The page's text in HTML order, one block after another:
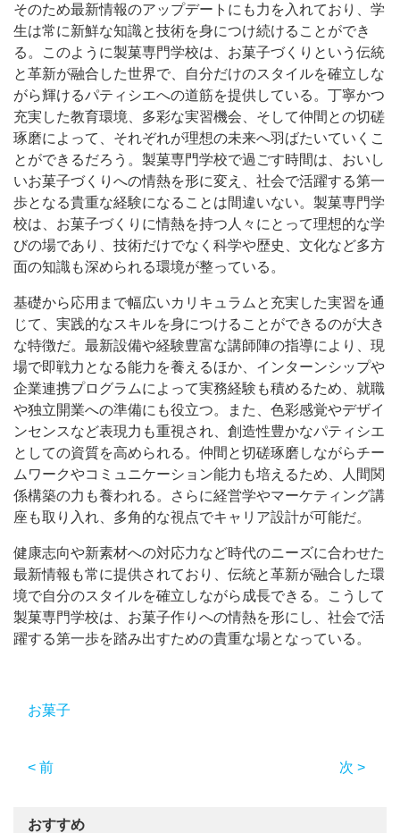
そのため最新情報のアップデートにも力を入れており、学
生は常に新鮮な知識と技術を身につけ続けることができ
る。このように製菓専門学校は、お菓子づくりという伝統
と革新が融合した世界で、自分だけのスタイルを確立しな
がら輝けるパティシエへの道筋を提供している。丁寧かつ
充実した教育環境、多彩な実習機会、そして仲間との切磋
琢磨によって、それぞれが理想の未来へ羽ばたいていくこ
とができるだろう。製菓専門学校で過ごす時間は、おいし
いお菓子づくりへの情熱を形に変え、社会で活躍する第一
歩となる貴重な経験になることは間違いない。製菓専門学
校は、お菓子づくりに情熱を持つ人々にとって理想的な学
びの場であり、技術だけでなく科学や歴史、文化など多方
面の知識も深められる環境が整っている。
基礎から応用まで幅広いカリキュラムと充実した実習を通
じて、実践的なスキルを身につけることができるのが大き
な特徴だ。最新設備や経験豊富な講師陣の指導により、現
場で即戦力となる能力を養えるほか、インターンシップや
企業連携プログラムによって実務経験も積めるため、就職
や独立開業への準備にも役立つ。また、色彩感覚やデザイ
ンセンスなど表現力も重視され、創造性豊かなパティシエ
としての資質を高められる。仲間と切磋琢磨しながらチー
ムワークやコミュニケーション能力も培えるため、人間関
係構築の力も養われる。さらに経営学やマーケティング講
座も取り入れ、多角的な視点でキャリア設計が可能だ。
健康志向や新素材への対応力など時代のニーズに合わせた
最新情報も常に提供されており、伝統と革新が融合した環
境で自分のスタイルを確立しながら成長できる。こうして
製菓専門学校は、お菓子作りへの情熱を形にし、社会で活
躍する第一歩を踏み出すための貴重な場となっている。
お菓子
< 前 次 >
おすすめ